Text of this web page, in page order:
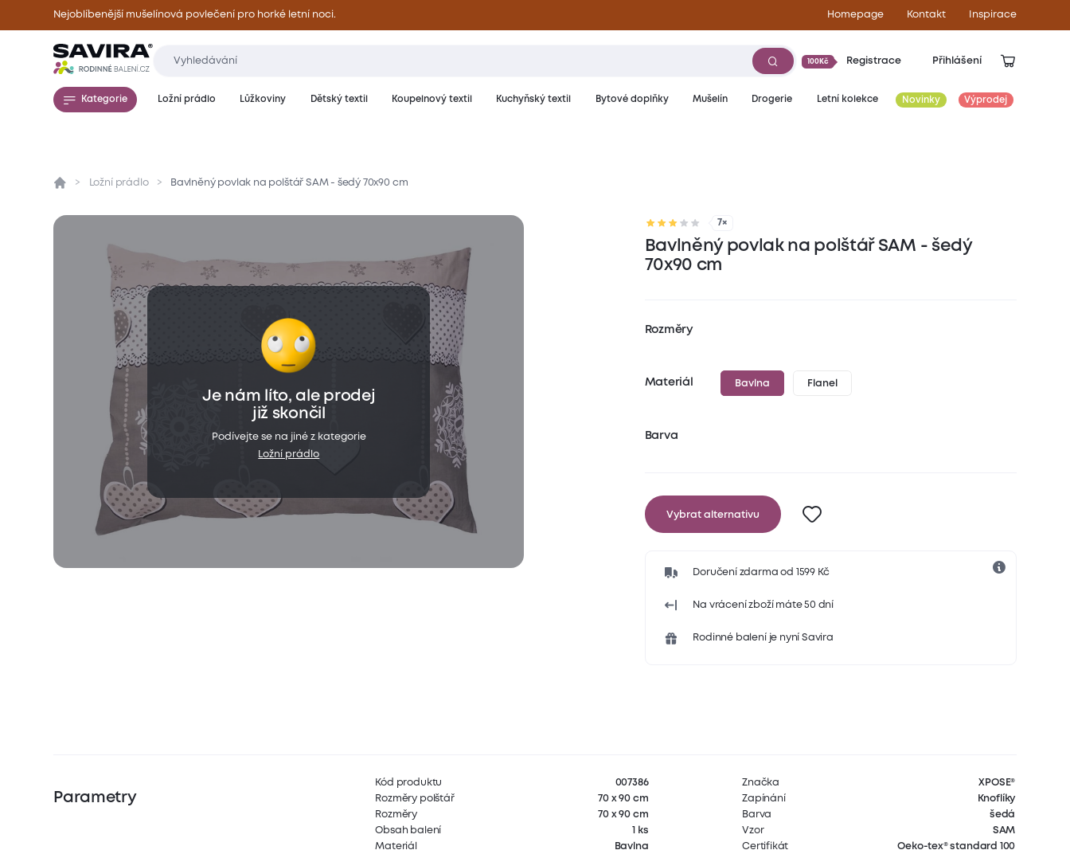
Nejoblíbenější mušelínová povlečení pro horké letní noci. Homepage Kontakt Inspirace
100Kč Registrace Přihlášení
Kategorie Ložní prádlo Lůžkoviny Dětský textil Koupelnový textil Kuchyňský textil Bytové doplňky Mušelín Drogerie Letní kolekce Novinky Výprodej
Přehled Parametry Popis produktu Materiál a péče
Ložní prádlo Bavlněný povlak na polštář SAM - šedý 70x90 cm
7×
Bavlněný povlak na polštář SAM - šedý
70x90 cm
Rozměry
Materiál Bavlna Flanel
Barva
Vybrat alternativu
Doručení zdarma od 1599 Kč
Na vrácení zboží máte 50 dní
Rodinné balení je nyní Savira
Je nám líto, ale prodej
již skončil
Podívejte se na jiné z kategorie
Ložní prádlo
Parametry
Kód produktu
007386
Rozměry polštář
70 x 90 cm
Rozměry
70 x 90 cm
Obsah balení
1 ks
Materiál
Bavlna
Značka
XPOSE®
Zapínání
Knoflíky
Barva
šedá
Vzor
SAM
Certifikát
Oeko-tex® standard 100